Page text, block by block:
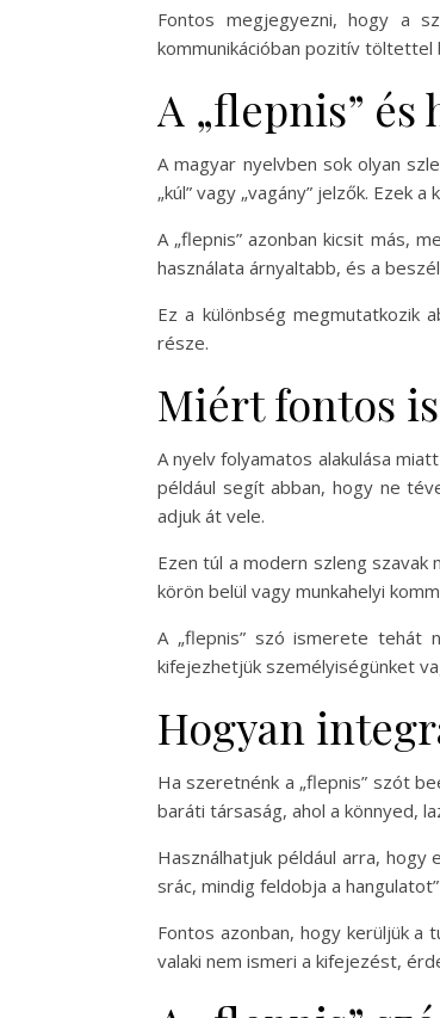
Fontos megjegyezni, hogy a
kommunikációban pozitív
A „flepnis” és
A magyar nyelvben sok olyan
„kúl” vagy „vagány” jelzők. Ezek
A „flepnis” azonban kicsit más,
használata árnyaltabb, és a
Ez a különbség megmutatkozik
része.
Miért fontos
A nyelv folyamatos alakulása
például segít abban, hogy ne
adjuk át vele.
Ezen túl a modern szleng
körön belül vagy munkahelyi
A „flepnis” szó ismerete tehát
kifejezhetjük személyiségünket
Hogyan
Ha szeretnénk a „flepnis” szót
baráti társaság, ahol a könnyed,
Használhatjuk például arra,
srác, mindig feldobja a
Fontos azonban, hogy kerüljük
valaki nem ismeri a kifejezést,